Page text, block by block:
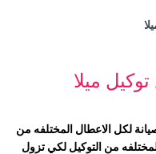
توكيل ميلا
لكل الاعطال المختلفه من
من التوكيل لكي تزول